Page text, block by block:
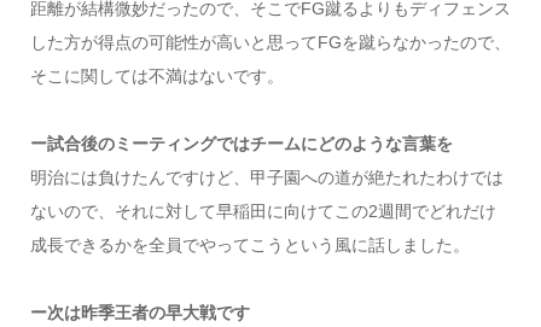
距離が結構微妙だったので、そこでFG蹴るよりもディフェンス
した方が得点の可能性が高いと思ってFGを蹴らなかったので、
そこに関しては不満はないです。
ー試合後のミーティングではチームにどのような言葉を
明治には負けたんですけど、甲子園への道が絶たれたわけでは
ないので、それに対して早稲田に向けてこの2週間でどれだけ
成長できるかを全員でやってこうという風に話しました。
ー次は昨季王者の早大戦です